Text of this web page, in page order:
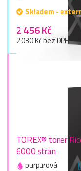
Skladem -
2 456 Kč
2 030 Kč bez DPH
TOREX® toner
6000 stran
purpurová